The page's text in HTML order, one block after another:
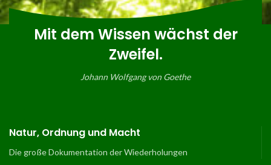
Mit dem Wissen wächst der
Zweifel.
Johann Wolfgang von Goethe
Natur, Ordnung und Macht
Die große Dokumentation der Wiederholungen